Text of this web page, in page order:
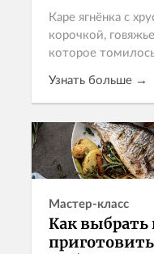
Каре ягнёнка с
корочкой,
которое
терияки — это не
Это понимание
уважение к
магии,...
Узнать больше →
Мастер-класс
Как выбрать